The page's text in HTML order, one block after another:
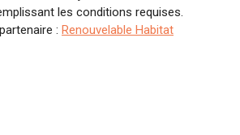
les conditions requises.
: Renouvelable Habitat